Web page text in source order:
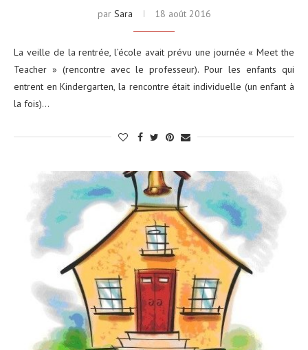
par Sara 18 août 2016
La veille de la rentrée, l’école avait prévu une journée « Meet the
Teacher » (rencontre avec le professeur). Pour les enfants qui
entrent en Kindergarten, la rencontre était individuelle (un enfant à
la fois)…